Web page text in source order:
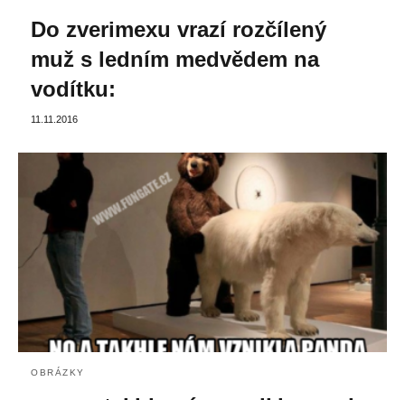
Do zverimexu vrazí rozčílený
muž s ledním medvědem na
vodítku:
11.11.2016
OBRÁZKY